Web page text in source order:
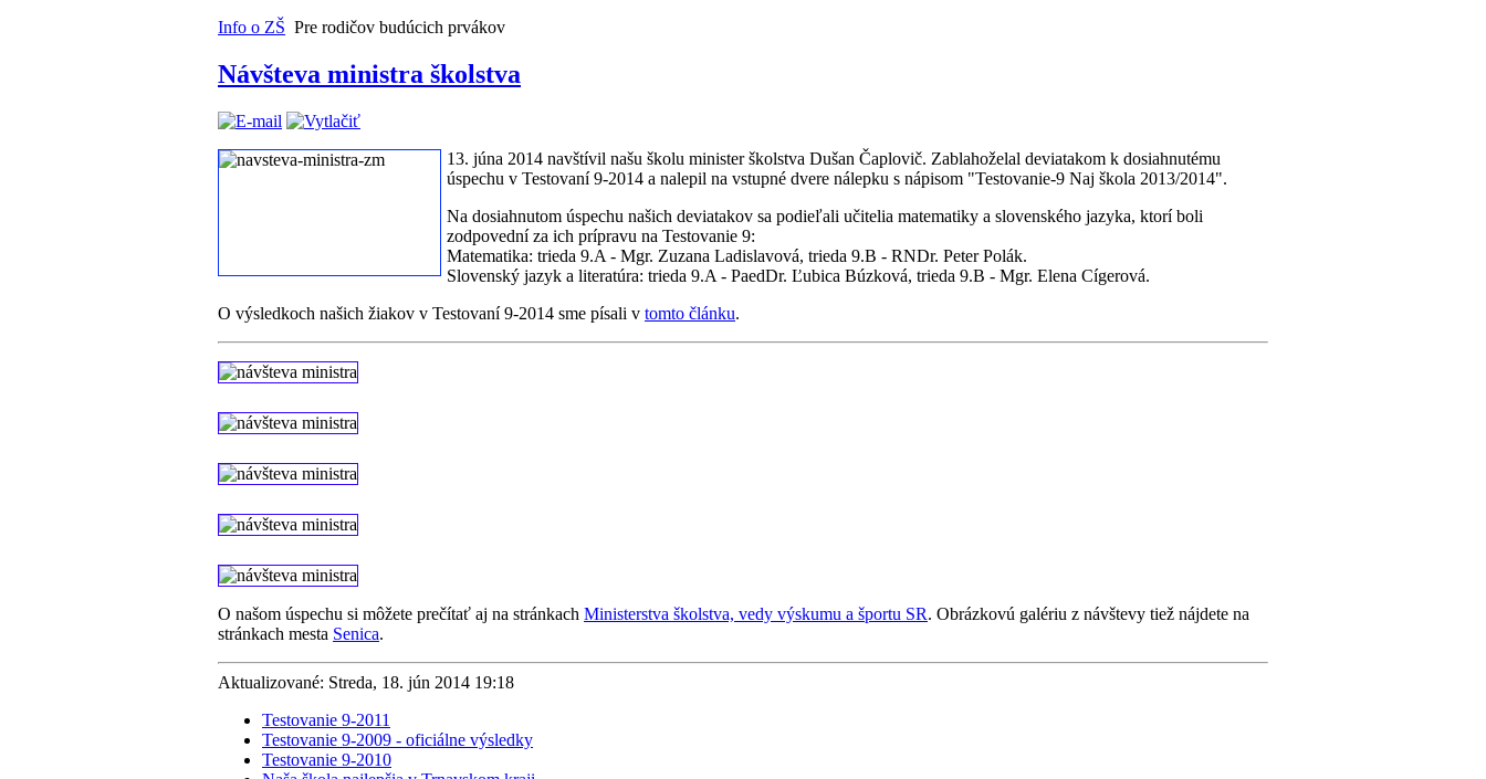
Info o ZŠ Pre rodičov budúcich prvákov
Návšteva ministra školstva
13. júna 2014 navštívil našu školu minister školstva Dušan Čaplovič. Zablahoželal deviatakom k dosiahnutému
úspechu v Testovaní 9-2014 a nalepil na vstupné dvere nálepku s nápisom "Testovanie-9 Naj škola 2013/2014".
Na dosiahnutom úspechu našich deviatakov sa podieľali učitelia matematiky a slovenského jazyka, ktorí boli
zodpovední za ich prípravu na Testovanie 9:
Matematika: trieda 9.A - Mgr. Zuzana Ladislavová, trieda 9.B - RNDr. Peter Polák.
Slovenský jazyk a literatúra: trieda 9.A - PaedDr. Ľubica Búzková, trieda 9.B - Mgr. Elena Cígerová.
O výsledkoch našich žiakov v Testovaní 9-2014 sme písali v tomto článku.
O našom úspechu si môžete prečítať aj na stránkach Ministerstva školstva, vedy výskumu a športu SR. Obrázkovú galériu z návštevy tiež nájdete na
stránkach mesta Senica.
Aktualizované: Streda, 18. jún 2014 19:18
Testovanie 9-2011
Testovanie 9-2009 - oficiálne výsledky
Testovanie 9-2010